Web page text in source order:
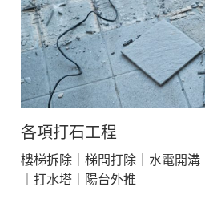
各項打石工程
樓梯拆除｜梯間打除｜水電開
｜打水塔｜陽台外推